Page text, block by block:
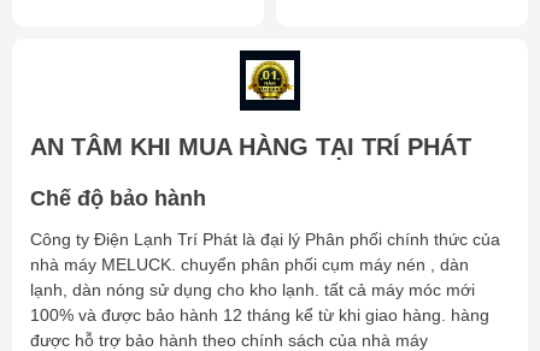
Điện áp: 380V/3PHA/50HZ
Cụm máy nén dàn ngưng Meluck Bitzer
Nhiệt độ phòng: -5°C đến -25°C
Môi chất lạnh: R404A
Giải nhiệt: Gió thổi lên trời
Điện áp: 380V/3P/50HZ
Liên hệ tư vấn và báo giá
AN TÂM KHI MUA HÀNG TẠI TRÍ PHÁT
Chế độ bảo hành
Công ty Điện Lạnh Trí Phát là đại lý Phân phối chính thức của
nhà máy MELUCK. chuyển phân phối cụm máy nén , dàn
lạnh, dàn nóng sử dụng cho kho lạnh. tất cả máy móc mới
100% và được bảo hành 12 tháng kể từ khi giao hàng. hàng
được hỗ trợ bảo hành theo chính sách của nhà máy